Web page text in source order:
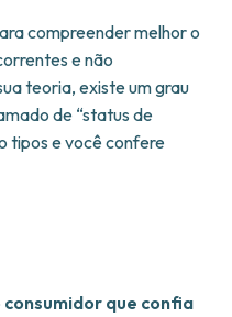
compreender melhor o
e não
teoria, existe um grau
de “status de
tipos e você confere
consumidor que confia